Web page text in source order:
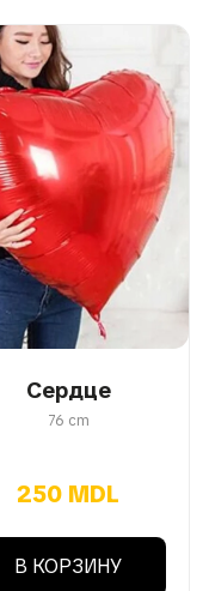
Сердце
76 cm
250 MDL
В КОРЗИНУ